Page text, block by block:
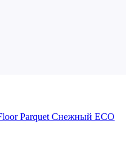
Parquet Снежный ECO